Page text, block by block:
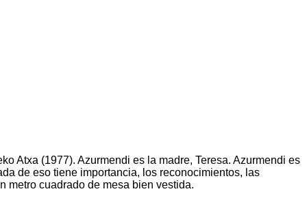
Atxa (1977). Azurmendi es la madre, Teresa. Azurmendi es
de eso tiene importancia, los reconocimientos, las
metro cuadrado de mesa bien vestida.